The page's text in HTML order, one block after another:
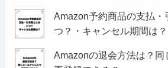
Amazon予約商品の支払・
つ？・キャンセル期間は？
Amazonの退会方法は？